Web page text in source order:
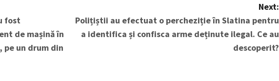
fost
de mașină în
un drum din
Next:
Polițiștii au efectuat o percheziție în Slatina pentru
a identifica și confisca arme deținute ilegal. Ce au
descoperit?